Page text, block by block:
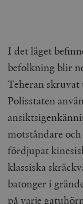
I det läget
befolkning blir
Teheran skruvat
Polisstaten
motståndare
fördjupat
klassiska
batonger i
på varje